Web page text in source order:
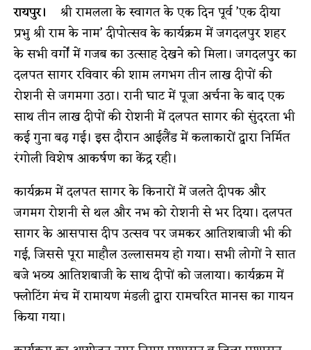
रायपुर।
श्री रामलला के स्वागत के एक दिन पूर्व ’एक दीया
प्रभु श्री राम के नाम’ दीपोत्सव के कार्यक्रम में जगदलपुर शहर
के सभी वर्गों में गजब का उत्साह देखने को मिला। जगदलपुर का
दलपत सागर रविवार की शाम लगभग तीन लाख दीपों की
रोशनी से जगमगा उठा। रानी घाट में पूजा अर्चना के बाद एक
साथ तीन लाख दीपों की रोशनी में दलपत सागर की सुंदरता भी
कई गुना बढ़ गई। इस दौरान आईलैंड में कलाकारों द्वारा निर्मित
रंगोली विशेष आकर्षण का केंद्र रही।
कार्यक्रम में दलपत सागर के किनारों में जलते दीपक और
जगमग रोशनी से थल और नभ को रोशनी से भर दिया। दलपत
सागर के आसपास दीप उत्सव पर जमकर आतिशबाजी भी की
गई, जिससे पूरा माहौल उल्लासमय हो गया। सभी लोगों ने सात
बजे भव्य आतिशबाजी के साथ दीपों को जलाया। कार्यक्रम में
फ्लोटिंग मंच में रामायण मंडली द्वारा रामचरित मानस का गायन
किया गया।